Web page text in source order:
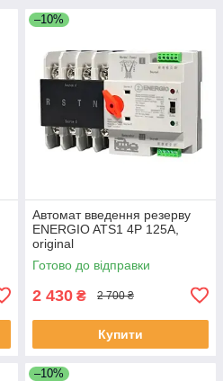
–10%
Автомат введення резерву
ENERGIO ATS1 4P 125A,
original
Готово до відправки
2 430 ₴ 2 700 ₴
Купити
–10%